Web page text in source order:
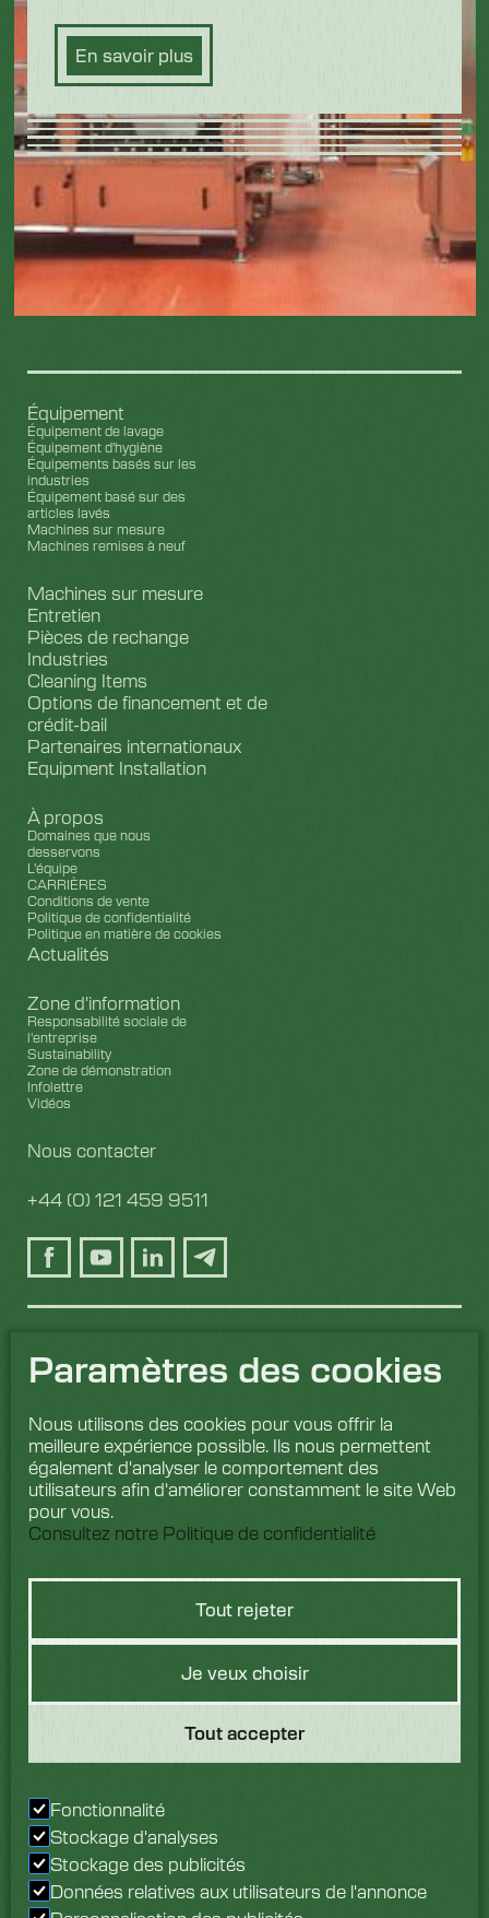
Paramètres des cookies
Nous utilisons des cookies pour vous offrir la
meilleure expérience possible. Ils nous permettent
également d'analyser le comportement des
utilisateurs afin d'améliorer constamment le site Web
pour vous.
Consultez notre Politique de confidentialité
Tout rejeter
Je veux choisir
Tout accepter
Fonctionnalité
Stockage d'analyses
Stockage des publicités
Données relatives aux utilisateurs de l'annonce
En savoir plus
Équipement
Équipement de lavage
Équipement d'hygiène
Équipements basés sur les
industries
Équipement basé sur des
articles lavés
Machines sur mesure
Machines remises à neuf
Machines sur mesure
Entretien
Pièces de rechange
Industries
Cleaning Items
Options de financement et de
crédit-bail
Partenaires internationaux
Equipment Installation
À propos
Domaines que nous
desservons
L'équipe
CARRIÈRES
Conditions de vente
Politique de confidentialité
Politique en matière de cookies
Actualités
Zone d'information
Responsabilité sociale de
l'entreprise
Sustainability
Zone de démonstration
Infolettre
Vidéos
Nous contacter
+44 (0) 121 459 9511
Vous avez une
question ?
Nous aimerions avoir de
notre équipe dès
aujourd'hui.
Renseignez-vous dès maintenant